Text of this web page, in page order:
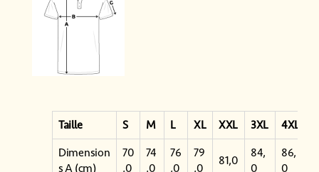
Taille S M L XL XXL 3XL
4XL
Dimension
s A (cm)
70
,0
74
,0
76
,0
79
,0
81,0
84,
0
86,
0